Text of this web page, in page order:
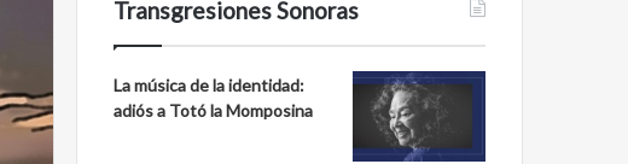
Transgresiones Sonoras
La música de la identidad:
adiós a Totó la Momposina